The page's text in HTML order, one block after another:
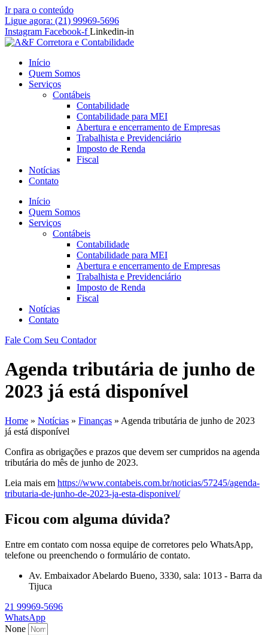
Ir para o conteúdo
Ligue agora: (21) 99969-5696
Instagram Facebook-f Linkedin-in
Início
Quem Somos
Serviços
Contábeis
Contabilidade
Contabilidade para MEI
Abertura e encerramento de Empresas
Trabalhista e Previdenciário
Imposto de Renda
Fiscal
Notícias
Contato
Início
Quem Somos
Serviços
Contábeis
Contabilidade
Contabilidade para MEI
Abertura e encerramento de Empresas
Trabalhista e Previdenciário
Imposto de Renda
Fiscal
Notícias
Contato
Fale Com Seu Contador
Agenda tributária de junho de
2023 já está disponível
Home » Notícias » Finanças » Agenda tributária de junho de 2023
já está disponível
Confira as obrigações e prazos que devem ser cumpridos na agenda
tributária do mês de junho de 2023.
Leia mais em https://www.contabeis.com.br/noticias/57245/agenda-
tributaria-de-junho-de-2023-ja-esta-disponivel/
Ficou com alguma dúvida?
Entre em contato com nossa equipe de corretores pelo WhatsApp,
telefone ou preenchendo o formulário de contato.
Av. Embaixador Abelardo Bueno, 3330, sala: 1013 - Barra da
Tijuca
21 99969-5696
WhatsApp
None